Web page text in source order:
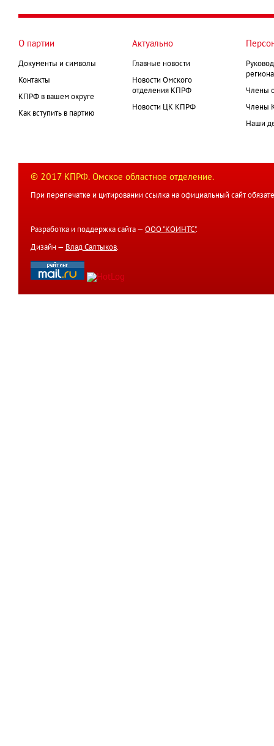
О партии
Документы и символы
Контакты
КПРФ в вашем округе
Как вступить в партию
Актуально
Главные новости
Новости Омского
отделения КПРФ
Новости ЦК КПРФ
Члены
Члены
Наши
© 2017 КПРФ. Омское областное отделение.
При перепечатке и цитировании ссылка на официальный сайт
Разработка и поддержка сайта — ООО "КОИНТС".
Дизайн — Влад Салтыков.